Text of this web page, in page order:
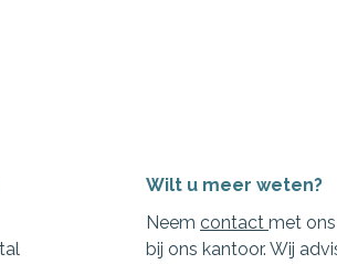
Wilt u meer weten?
Neem contact met
bij ons kantoor. Wij